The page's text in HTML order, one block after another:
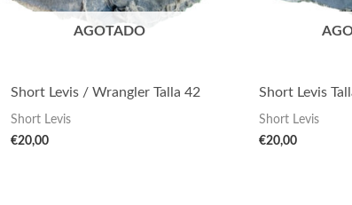
AGOTADO
Short Levis / Wrangler Talla 42
Short Levis
€20,00
Short Levis
Short Levis
€20,00